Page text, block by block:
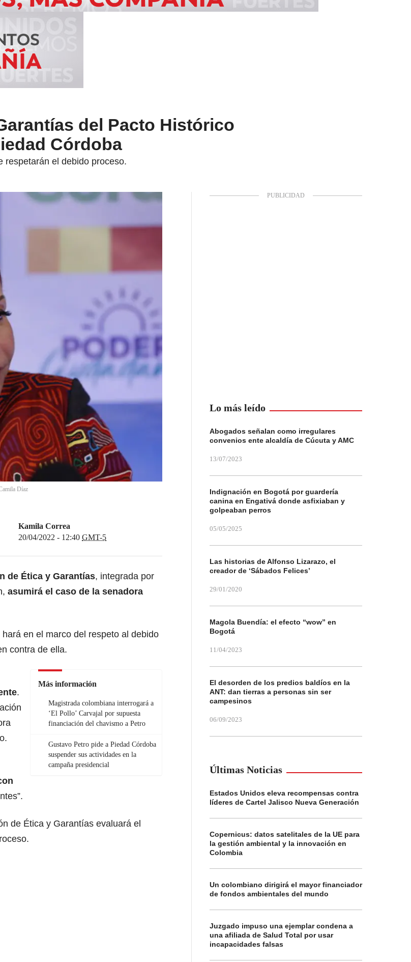
del Pacto Histórico
Córdoba
respetarán el debido proceso.
Díaz
Kamila Correa
20/04/2022 - 12:40 GMT-5
de Ética y Garantías, integrada por
asumirá el caso de la senadora
en el marco del respeto al debido
contra de ella.
Más información
Magistrada colombiana interrogará a
‘El Pollo’ Carvajal por supuesta
financiación del chavismo a Petro
Gustavo Petro pide a Piedad Córdoba
suspender sus actividades en la
campaña presidencial
.
de Ética y Garantías evaluará el
Lo más leído
Abogados señalan como irregulares
convenios ente alcaldía de Cúcuta y AMC
13/07/2023
Indignación en Bogotá por guardería
canina en Engativá donde asfixiaban y
golpeaban perros
05/05/2025
Las historias de Alfonso Lizarazo, el
creador de ‘Sábados Felices’
29/01/2020
Magola Buendía: el efecto “wow” en
Bogotá
11/04/2023
El desorden de los predios baldíos en la
ANT: dan tierras a personas sin ser
campesinos
06/09/2023
Últimas Noticias
Estados Unidos eleva recompensas contra
líderes de Cartel Jalisco Nueva Generación
Copernicus: datos satelitales de la UE para
la gestión ambiental y la innovación en
Colombia
Un colombiano dirigirá el mayor financiador
de fondos ambientales del mundo
Juzgado impuso una ejemplar condena a
una afiliada de Salud Total por usar
incapacidades falsas